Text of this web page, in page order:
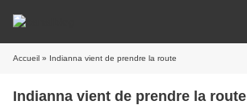
Accueil » Indianna vient de prendre la route
Indianna vient de prendre la route